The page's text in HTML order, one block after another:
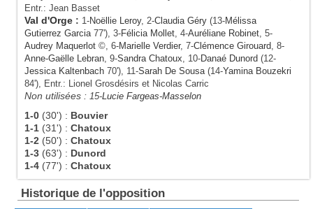
Entr.: Jean Basset
Val d'Orge : 1-Noëllie Leroy, 2-Claudia Géry (13-Mélissa
Gutierrez Garcia77'), 3-Félicia Mollet, 4-Auréliane Robinet, 5-
Audrey Maquerlot ©, 6-Marielle Verdier, 7-Clémence Girouard, 8-
Anne-Gaëlle Lebran, 9-Sandra Chatoux, 10-Danaé Dunord (12-
Jessica Kaltenbach 70'), 11-Sarah De Sousa(14-Yamina Bouzekri
84'), Entr.: Lionel Grosdésirs et Nicolas Carric
Non utilisées : 15-Lucie Fargeas-Masselon
1-0 (30') : Bouvier
1-1 (31') : Chatoux
1-2 (50') : Chatoux
1-3 (63') : Dunord
1-4 (77') : Chatoux
Historique de l'opposition